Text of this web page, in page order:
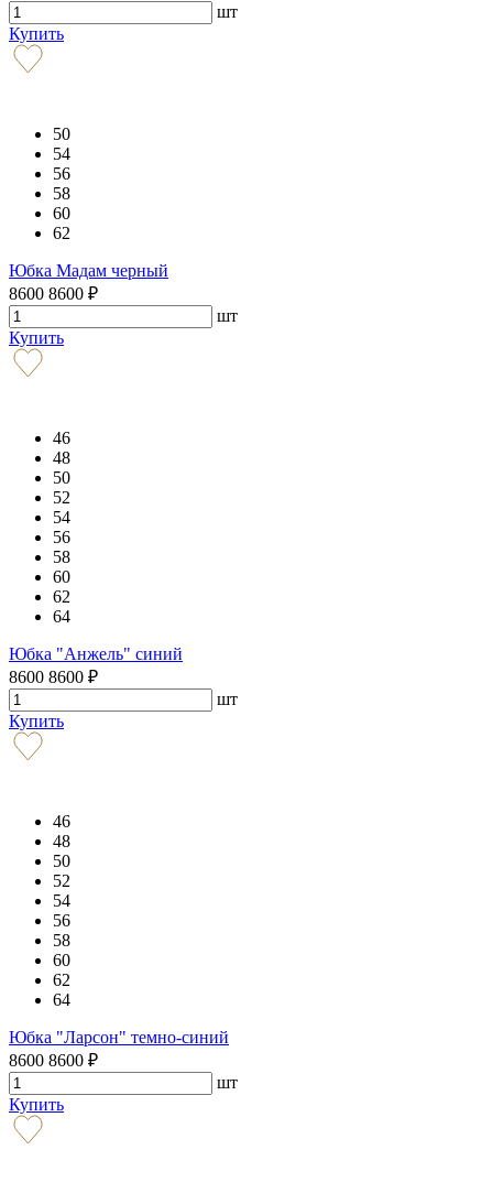
шт
Купить
50
54
56
58
60
62
Юбка Мадам черный
8600 8600 ₽
шт
Купить
46
48
50
52
54
56
58
60
62
64
Юбка "Анжель" синий
8600 8600 ₽
шт
Купить
46
48
50
52
54
56
58
60
62
64
Юбка "Ларсон" темно-синий
8600 8600 ₽
шт
Купить